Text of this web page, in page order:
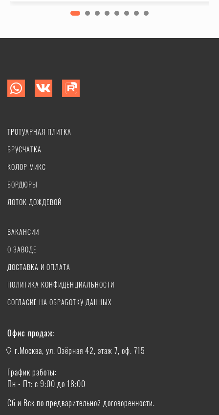
ТРОТУАРНАЯ ПЛИТКА
БРУСЧАТКА
КОЛОР МИКС
БОРДЮРЫ
ЛОТОК ДОЖДЕВОЙ
ВАКАНСИИ
О ЗАВОДЕ
ДОСТАВКА И ОПЛАТА
ПОЛИТИКА КОНФИДЕНЦИАЛЬНОСТИ
СОГЛАСИЕ НА ОБРАБОТКУ ДАННЫХ
Офис продаж:
г.Москва, ул. Озёрная 42, этаж 7, оф. 715
График работы:
Пн - Пт: с 9:00 до 18:00
Сб и Вск по предварительной договоренности.